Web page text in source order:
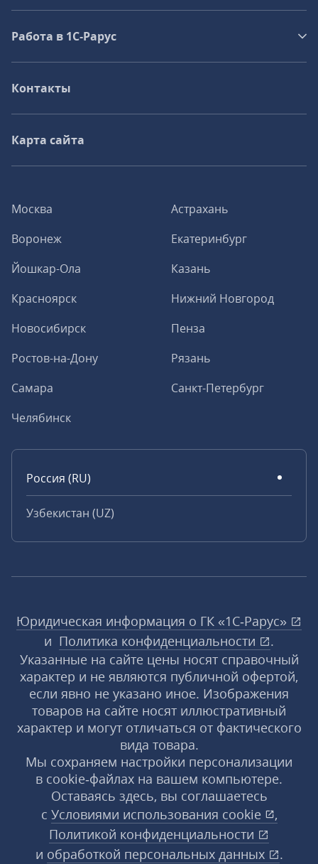
Москва
Астрахань
Воронеж
Екатеринбург
Йошкар-Ола
Казань
Красноярск
Нижний Новгород
Новосибирск
Пенза
Ростов-на-Дону
Рязань
Самара
Санкт-Петербург
Челябинск
Россия (RU)
Узбекистан (UZ)
Работа в 1С‑Рарус
Контакты
Карта сайта
Юридическая информация о ГК «1С‑Рарус»
и Политика конфиденциальности
.
Указанные на сайте цены носят справочный
характер и не являются публичной офертой,
если явно не указано иное. Изображения
товаров на сайте носят иллюстративный
характер и могут отличаться от фактического
вида товара.
Мы сохраняем настройки персонализации
в cookie‑файлах на вашем компьютере.
Оставаясь здесь, вы соглашаетесь
с Условиями использования cookie
,
Политикой конфиденциальности
и обработкой персональных данных .